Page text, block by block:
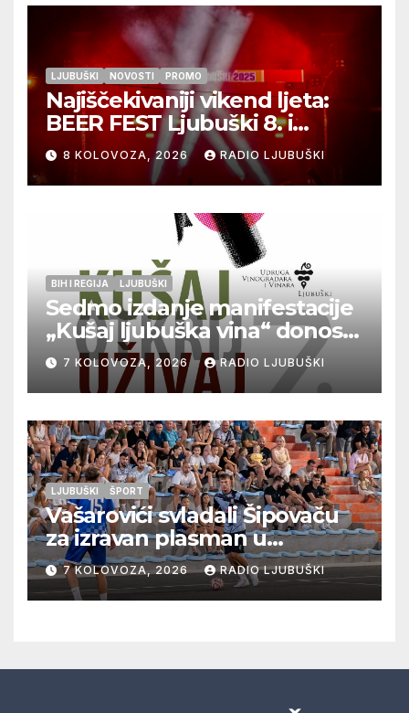
LJUBUŠKI NOVOSTI PROMO
Najiščekivaniji vikend ljeta:
BEER FEST Ljubuški 8. i
9.kolovoza
8 KOLOVOZA, 2026 RADIO LJUBUŠKI
BIH I REGIJA LJUBUŠKI
Sedmo izdanje manifestacije
„Kušaj ljubuška vina“ donosi
vrhunska vina, gastronomiju i
glazbu
7 KOLOVOZA, 2026 RADIO LJUBUŠKI
LJUBUŠKI ŠPORT
Vašarovići svladali Šipovaču
za izravan plasman u
četvrtfinale, Grab izborio
prolazak dalje, Klobuk ispao,
večeras počinje četvrtfinale
7 KOLOVOZA, 2026 RADIO LJUBUŠKI